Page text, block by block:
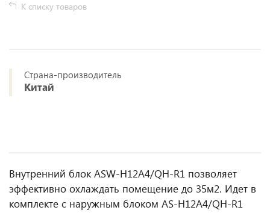
К списку товаров
Страна-производитель
Китай
Внутренний блок ASW-H12A4/QH-R1 позволяет
эффективно охлаждать помещение до 35м2. Идет в
комплекте с наружным блоком AS-H12A4/QH-R1